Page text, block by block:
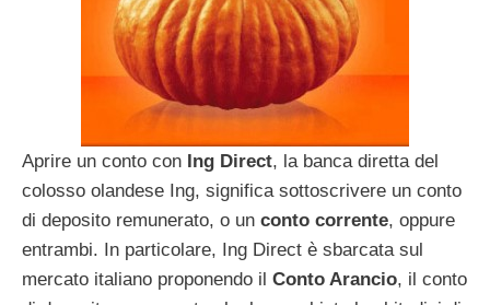
Aprire un conto con Ing Direct, la banca diretta del
colosso olandese Ing, significa sottoscrivere un conto
di deposito remunerato, o un conto corrente, oppure
entrambi. In particolare, Ing Direct è sbarcata sul
mercato italiano proponendo il Conto Arancio, il conto